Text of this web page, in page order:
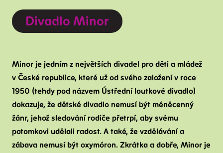
Divadlo Minor
Minor je jedním z největších divadel pro děti a mládež
v České republice, které už od svého založení v roce
1950 (tehdy pod názvem Ústřední loutkové divadlo)
dokazuje, že dětské divadlo nemusí být méněcenný
žánr, jehož sledování rodiče přetrpí, aby svému
potomkovi udělali radost. A také, že vzdělávání a
zábava nemusí být oxymóron. Zkrátka a dobře, Minor je